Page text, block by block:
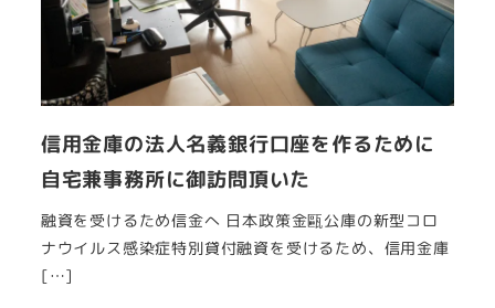
信用金庫の法人名義銀行口座を作るために
自宅兼事務所に御訪問頂いた
融資を受けるため信金へ 日本政策金甌公庫の新型コロ
ナウイルス感染症特別貸付融資を受けるため、信用金庫
[…]